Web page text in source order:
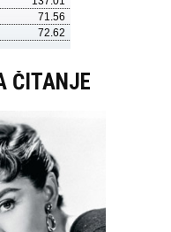
ČITANJE